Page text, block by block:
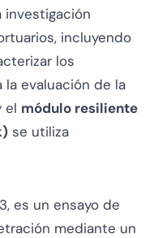
investigación
incluyendo
los
evaluación de la
el módulo resiliente
se utiliza
es un ensayo de
mediante un